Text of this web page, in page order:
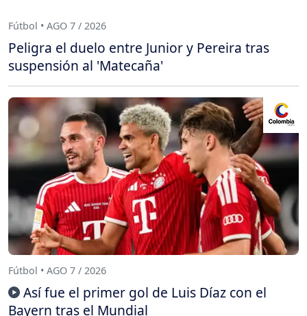
Fútbol • AGO 7 / 2026
Peligra el duelo entre Junior y Pereira tras
suspensión al 'Matecaña'
Fútbol • AGO 7 / 2026
Así fue el primer gol de Luis Díaz con el
Bayern tras el Mundial